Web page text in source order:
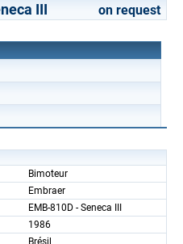
III on request
Bimoteur
Embraer
EMB-810D - Seneca III
1986
Brésil